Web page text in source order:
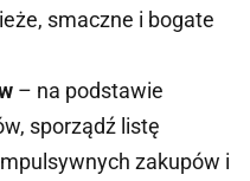
smaczne i bogate
– na podstawie
sporządź listę
zakupów i